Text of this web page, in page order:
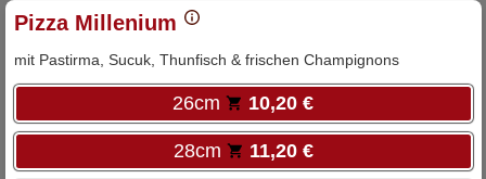
Pizza Millenium
mit Pastirma, Sucuk, Thunfisch & frischen Champignons
26cm 10,20 €
28cm 11,20 €